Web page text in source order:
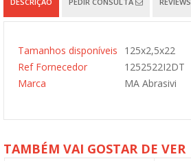
Tamanhos disponíveis
125x2,5x22
Ref Fornecedor
1252522I2DT
Marca
MA Abrasivi
TAMBÉM VAI GOSTAR DE VER